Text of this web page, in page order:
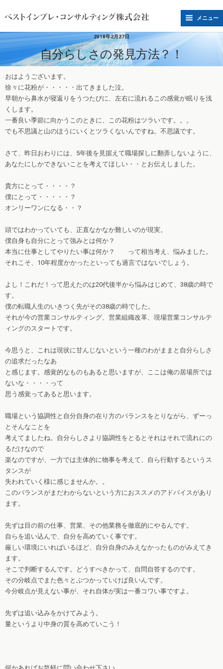
メニュー
2018年2月27日
自分らしさの発見方法？！
おはようございます。
徐々に花粉が・・・・・出てきました泣。
早朝から鼻水が寝返りをうつたびに、左右に流れるこの感覚が眠りを浅
くします。
一番良い季節に向かうこのときに、この花粉はツラいです。。。
でも不思議と山のほうにいくとツラくないんですね。不思議です。
さて、昨日おわりには、5年後を見据えて職場探しに翻弄しないように、
あなたにしかできないことを考えてほしい・・とお伝えしました。
貴方にとって・・・・？
僕にとって・・・・・？
オンリーワンになる・・？
頭ではわかっていても、正直なかなか難しいのが現実。
僕自身も自分にとって強みとは何か？
本当に仕事としてやりたい事は何か？ って相当考え、悩みました。
それこそ、10年程度かかったといっても過言ではないでしょう。
よし！これだ！って思えたのは20代後半から悩みはじめて、38歳の時で
す。
僕の転職人生のいきつく先がその38歳の時でした。
それが今の営業コンサルティング、営業組織改革、現場営業コンサルテ
ィングのスタートです。
今思うと、これは現状に甘んじないという一種のわがままと自分らしさ
の追求だったなあ
と感じます。感覚的なものもあると思いますが、ここは俺の居場所では
ないな・・・・って
思う感覚ってあると思います。
職場という協調性と自分自身の在り方のバランスをとりながら、ずーっ
とそんなことを
考えてましたね。自分らしさより協調性をとるとそれはそれで流れにの
るだけなので
楽なのですが、一方では主体的に物事を考えて、自ら行動するというス
タンスが
失われていく様に感じませんか。。
このバランスがまだわからないという方におススメのアドバイスがあり
ます。
先ずは目の前の仕事、営業、その他業務を徹底的にやるんです。
自らを追い込んで、自分を高めていく事です。
厳しい環境にいればいるほど、自分自身のみえなかったものがみえてき
ます。
そこで判断するんです。どうすべきかって、自問自答するのです。
その分岐点でまた色々とぶつかっていけば良いんです。
今分岐点が見えない事が、それ自体が実は一番コワい事ですよ。
先ずは追い込みをかけてみよう。
量というより中身の質を高めていこう！